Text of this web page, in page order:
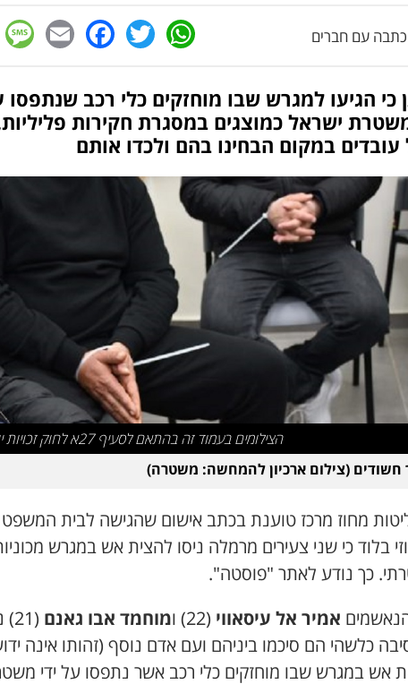
עם חברים WhatsApp
Twitter
כי הגיעו למגרש שבו מוחזקים כלי רכב שנתפסו
ישראל כמוצגים במסגרת חקירות
במקום הבחינו בהם ולכדו אותם
הצילומים בעמוד זה בהתאם לסעיף 27א לחוק זכויות יוצרים
חשודים (צילום ארכיון להמחשה: משטרה)
מחוז מרכז טוענת בכתב אישום שהגישה לבית המשפט
בלוד כי שני צעירים מרמלה ניסו להצית אש במגרש
כך נודע לאתר "פוסטה".
אמיר אל עיסאווי (22) ו מוחמד אבו גאנם
כלשהי הם סיכמו ביניהם ועם אדם נוסף (זהותו אינה
אש במגרש שבו מוחזקים כלי רכב אשר נתפסו על ידי